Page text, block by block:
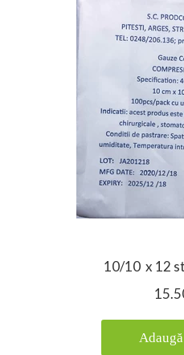
10/10 x 12